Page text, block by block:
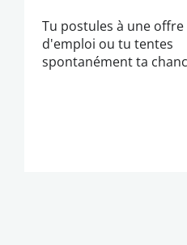
Tu postules à une offre
d'emploi ou tu tentes
spontanément ta